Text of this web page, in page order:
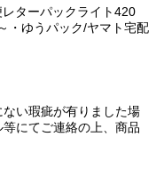
ターパックライト420
・ゆうパック/ヤマト宅配
い瑕疵が有りました場
にてご連絡の上、商品